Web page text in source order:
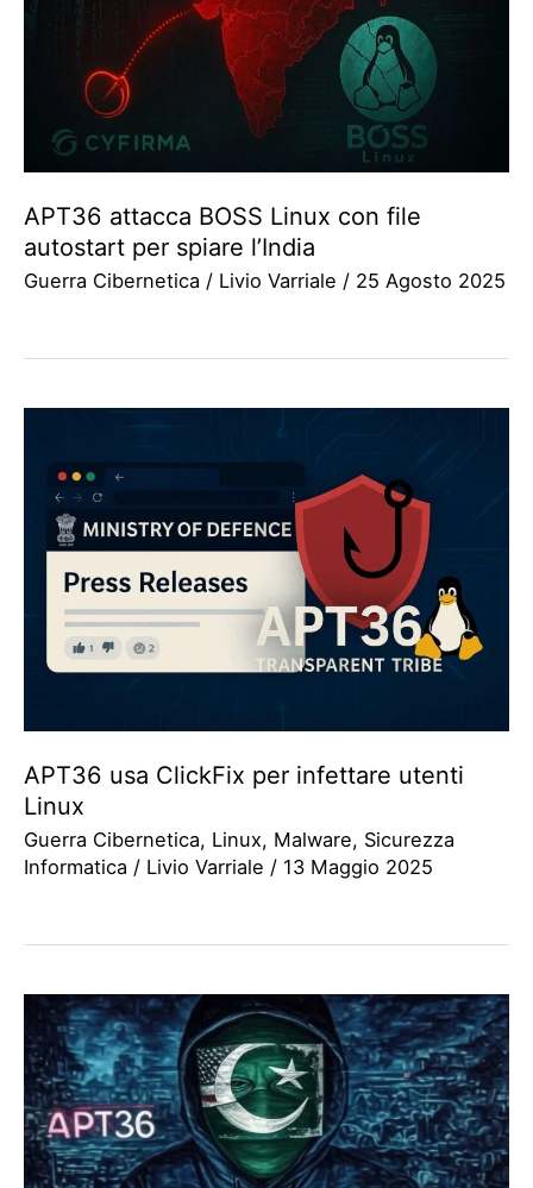
APT36 attacca BOSS Linux con file
autostart per spiare l’India
Guerra Cibernetica / Livio Varriale / 25 Agosto 2025
APT36 usa ClickFix per infettare utenti
Linux
Guerra Cibernetica, Linux, Malware, Sicurezza
Informatica / Livio Varriale / 13 Maggio 2025